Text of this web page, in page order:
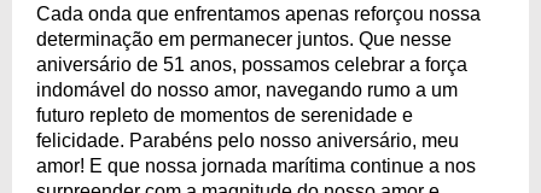
Cada onda que enfrentamos apenas reforçou nossa
determinação em permanecer juntos. Que nesse
aniversário de 51 anos, possamos celebrar a força
indomável do nosso amor, navegando rumo a um
futuro repleto de momentos de serenidade e
felicidade. Parabéns pelo nosso aniversário, meu
amor! E que nossa jornada marítima continue a nos